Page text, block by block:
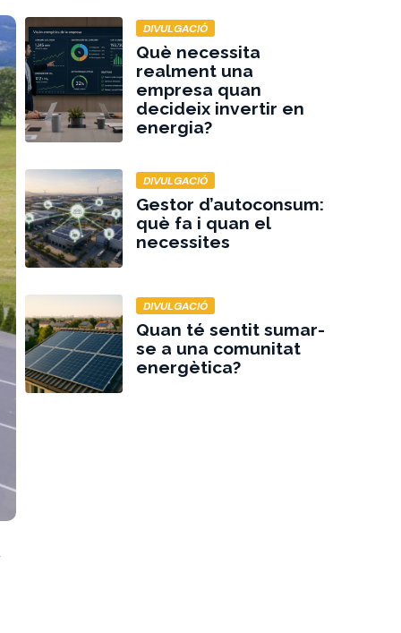
DIVULGACIÓ
Què necessita
realment una
empresa quan
decideix invertir en
energia?
DIVULGACIÓ
Gestor d’autoconsum:
què fa i quan el
necessites
DIVULGACIÓ
Quan té sentit sumar-
se a una comunitat
energètica?